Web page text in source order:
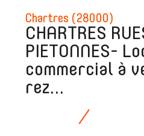
Chartres (28000)
CHARTRES
PIETONNES-
commercial à
rez...